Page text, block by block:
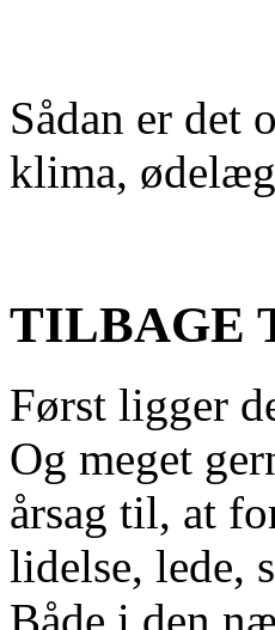
Sådan er det
klima,
TILBAGE
Først ligger
Og meget
årsag til, at
lidelse, lede,